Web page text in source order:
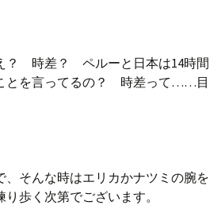
？ 時差？ ペルーと日本は14時間
とを言ってるの？ 時差って……目
そんな時はエリカかナツミの腕を
歩く次第でございます。